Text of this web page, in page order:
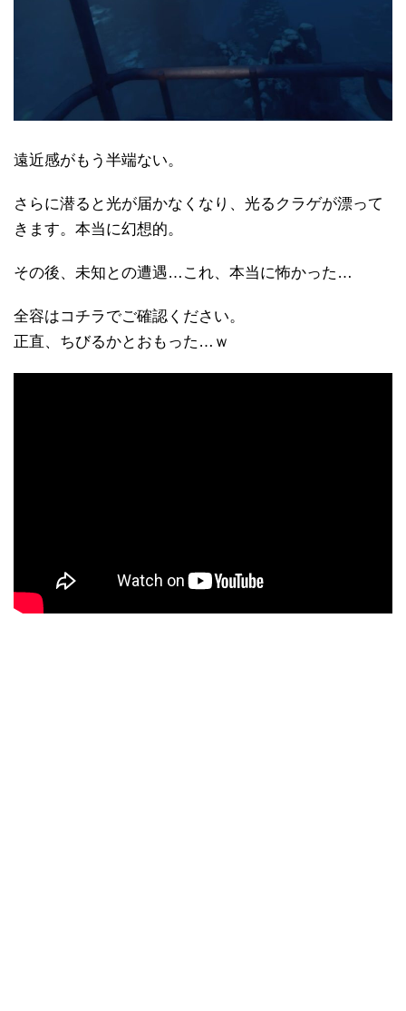
遠近感がもう半端ない。
さらに潜ると光が届かなくなり、光るクラゲが漂って
きます。本当に幻想的。
その後、未知との遭遇…これ、本当に怖かった…
全容はコチラでご確認ください。
正直、ちびるかとおもった…ｗ